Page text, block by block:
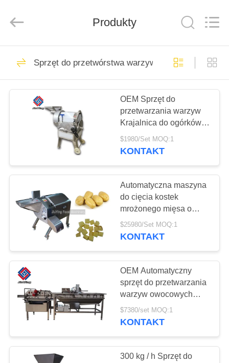
DO
DOMU
PRODUKTY
NAS
WYCIECZKA
PO
FABRYCE
KONTROLA
JAKOŚCI
SKONTAKTUJ
Machinery
Co.,Ltd.
Reserved.
Maszyna do
przetwarzania
mięsa
255
Krajalnica do mięsa
213
maszyna do
krojenia mięsa
Produkty
Sprzęt do przetwórstwa warzyw
OEM Sprzęt do
przetwarzania warzyw
Krajalnica do ogórków
Maszyna do cięcia
kostek cebuli
$1980/Set MOQ:1
KONTAKT
Automatyczna maszyna
do cięcia kostek
mrożonego mięsa o
wydajności 600 kg / h
$25980/Set MOQ:1
KONTAKT
OEM Automatyczny
sprzęt do przetwarzania
warzyw owocowych
Myjka do mrożonego
mięsa
$7380/set MOQ:1
KONTAKT
300 kg / h Sprzęt do